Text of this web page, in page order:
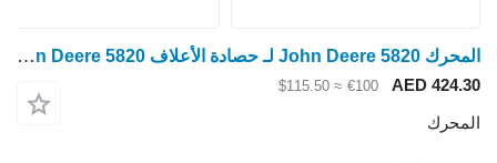
المحرك John Deere 5820 لـ حصادة الأعلاف John Deere 5820
AED 424.30
€100
≈ $115.50
المحرك